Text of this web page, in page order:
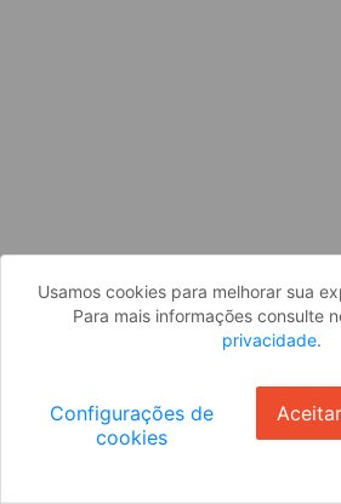
Usamos cookies para melhorar sua
Para mais informações consulte
privacidade.
Configurações de
cookies